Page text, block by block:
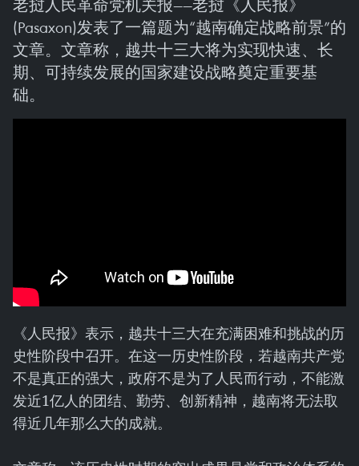
老挝人民革命党机关报——老挝《人民报》
(Pasaxon)发表了一篇题为“越南确定战略前景”的
文章。文章称，越共十三大将为实现快速、长
期、可持续发展的国家建设战略奠定重要基
础。
《人民报》表示，越共十三大在充满困难和挑战的历
史性阶段中召开。在这一历史性阶段，若越南共产党
不是真正的强大，政府不是为了人民而行动，不能激
发近1亿人的团结、勤劳、创新精神，越南将无法取
得近几年那么大的成就。